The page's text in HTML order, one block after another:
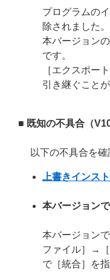
プログラムの
除されました。
本バージョン
です。
［エクスポー
引き継ぐことが
■ 既知の不具合（
以下の不具合を確
上書きインス
本バージョン
本バージョン
ファイル］→
で［統合］を